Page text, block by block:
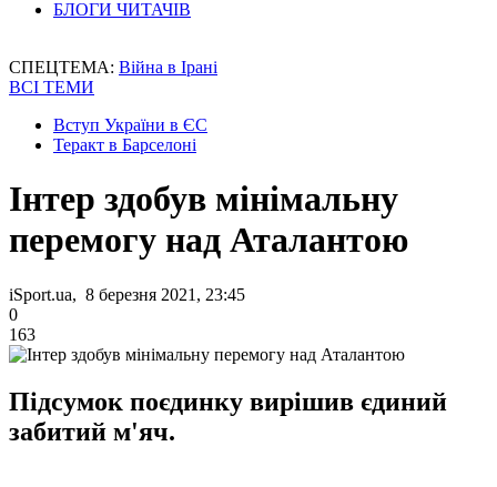
БЛОГИ ЧИТАЧІВ
СПЕЦТЕМА: Війна в Ірані
ВСІ ТЕМИ
Вступ України в ЄС
Теракт в Барселоні
Інтер здобув мінімальну
перемогу над Аталантою
iSport.ua, 8 березня 2021, 23:45
0
163
Підсумок поєдинку вирішив єдиний
забитий м'яч.